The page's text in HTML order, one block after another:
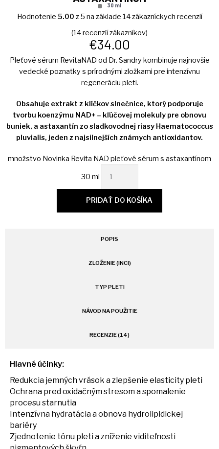
30 ml
Hodnotenie 5.00 z 5 na základe 14zákazníckych recenzií
(14recenzií zákazníkov)
€34.00
Pleťové sérum RevitaNAD od Dr. Sandry kombinuje najnovšie
vedecké poznatky s prírodnými zložkami pre intenzívnu
regeneráciu pleti.
Obsahuje extrakt z klíčkov slnečnice, ktorý podporuje
tvorbu koenzýmu NAD+ – kľúčovej molekuly pre obnovu
buniek, a astaxantín zo sladkovodnej riasy Haematococcus
pluvialis, jeden z najsilnejších známych antioxidantov.
množstvo Novinka Revita NAD pleťové sérum s astaxantínom
30 ml
PRIDAŤ DO KOŠÍKA
POPIS
ZLOŽENIE (INCI)
TYP PLETI
NÁVOD NA POUŽITIE
RECENZIE (14)
Hlavné účinky:
Redukcia jemných vrások a zlepšenie elasticity pleti
Ochrana pred oxidačným stresom a spomalenie
procesu starnutia
Intenzívna hydratácia a obnova hydrolipidickej
bariéry
Zjednotenie tónu pleti a zníženie viditeľnosti